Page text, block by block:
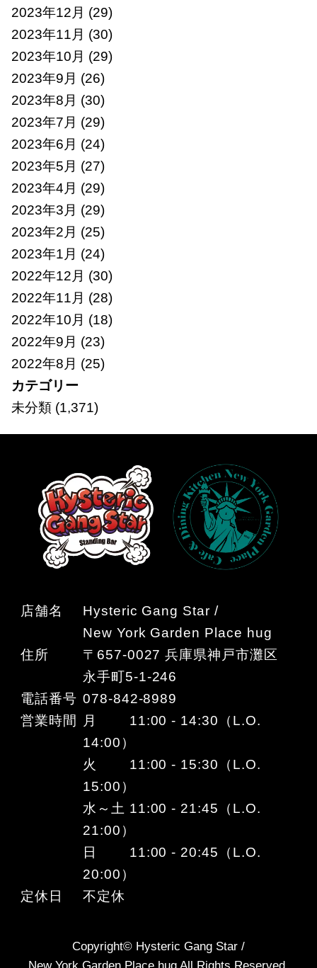
2023年12月 (29)
2023年11月 (30)
2023年10月 (29)
2023年9月 (26)
2023年8月 (30)
2023年7月 (29)
2023年6月 (24)
2023年5月 (27)
2023年4月 (29)
2023年3月 (29)
2023年2月 (25)
2023年1月 (24)
2022年12月 (30)
2022年11月 (28)
2022年10月 (18)
2022年9月 (23)
2022年8月 (25)
カテゴリー
未分類(1,371)
店舗名
Hysteric Gang Star /
New York Garden Place hug
住所
〒657-0027 兵庫県神戸市灘区
永手町5-1-246
電話番号 078-842-8989
営業時間
月 11:00 - 14:30（L.O.
14:00）
火 11:00 - 15:30（L.O.
15:00）
水～土 11:00 - 21:45（L.O.
21:00）
日 11:00 - 20:45（L.O.
20:00）
定休日
不定休
Copyright© Hysteric Gang Star /
New York Garden Place hug All Rights Reserved.